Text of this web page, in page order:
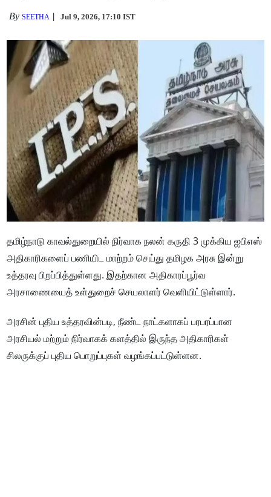
BySEETHA Jul 9, 2026, 17:10 IST
தமிழ்நாடு காவல்துறையில் நிர்வாக நலன் கருதி 3 முக்கிய ஐபிஎஸ்
அதிகாரிகளைப் பணியிட மாற்றம் செய்து தமிழக அரசு இன்று
உத்தரவு பிறப்பித்துள்ளது. இதற்கான அதிகாரப்பூர்வ
அரசாணையைத் உள்துறைச் செயலாளர் வெளியிட்டுள்ளார்.
அரசின் புதிய உத்தரவின்படி, நீண்ட நாட்களாகப் பரபரப்பான
அரசியல் மற்றும் நிர்வாகக் களத்தில் இருந்த அதிகாரிகள்
சிலருக்குப் புதிய பொறுப்புகள் வழங்கப்பட்டுள்ளன.